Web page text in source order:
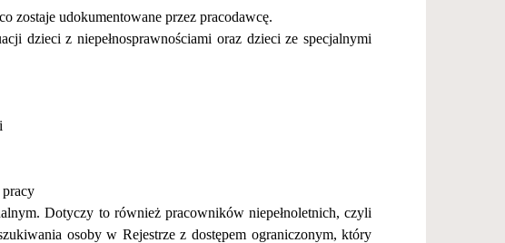
zostaje udokumentowane przez pracodawcę.
dzieci z niepełnosprawnościami oraz dzieci ze specjalnymi
Dotyczy to również pracowników niepełnoletnich, czyli
osoby w Rejestrze z dostępem ograniczonym, który